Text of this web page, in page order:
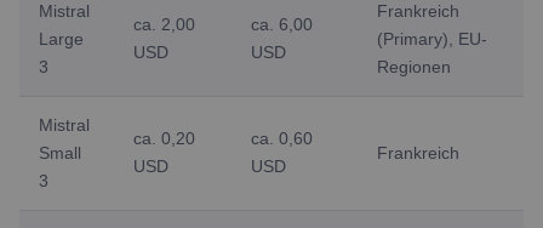
Mistral
Large
3
ca. 2,00
USD
ca. 6,00
USD
Frankreich
(Primary), EU-
Regionen
Mistral
Small
3
ca. 0,20
USD
ca. 0,60
USD
Frankreich